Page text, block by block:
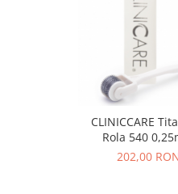
CLINICCARE
Rola 540
202,00